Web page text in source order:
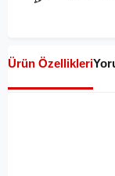
Ürün Özellikleri